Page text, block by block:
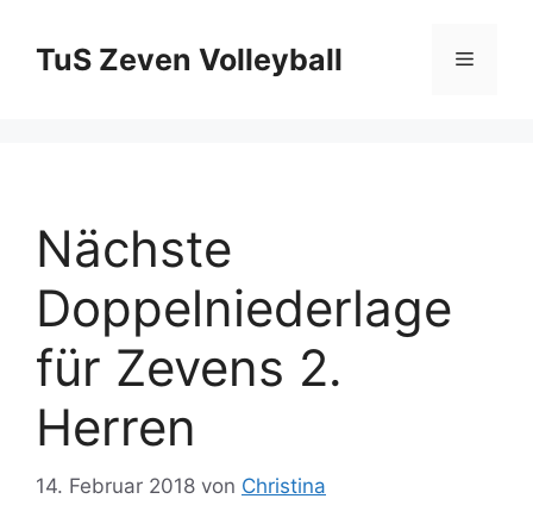
Inhalt
springen
TuS Zeven Volleyball Menü
Nächste
Doppelniederlage
für Zevens 2.
Herren
14. Februar 2018 von Christina